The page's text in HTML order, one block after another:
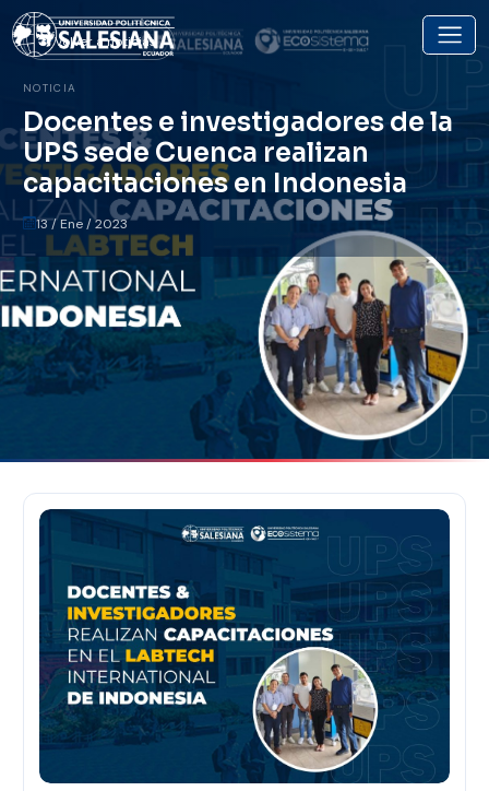
Volver a noticias
NOTICIA
Docentes e investigadores de la
UPS sede Cuenca realizan
capacitaciones en Indonesia
13 / Ene / 2023